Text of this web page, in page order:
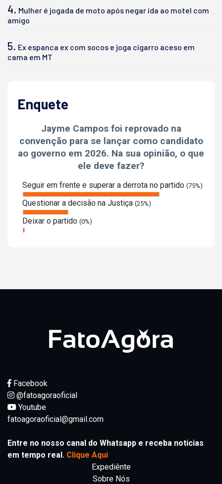
4. Mulher é jogada de moto após negar ida ao motel com
amigo
5. Ex espanca ex com socos e joga cigarro aceso em
cama em MT
Enquete
Jayme Campos foi reprovado na
convenção para se lançar como candidato
ao governo em 2026. Na sua opinião, o que
ele deve fazer?
Seguir em frente e superar a derrota no partido (75%)
Questionar a decisão na Justiça (25%)
Deixar o partido (0%)
Facebook
@fatoagoraoficial
Youtube
fatoagoraoficial@gmail.com
Entre no nosso canal do Whatsapp e receba noticias
em tempo real. Clique Aqui
Expediênte
Sobre Nós